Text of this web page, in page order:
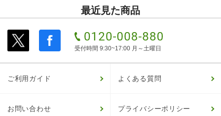
最近見た商品
受付時間 9:30~17:00 月～土曜日
ご利用ガイド よくある質問
お問い合わせ プライバシーポリシー